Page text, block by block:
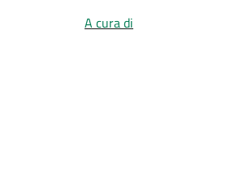
A cura di